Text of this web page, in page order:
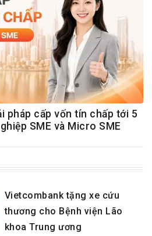
pháp cấp vốn tín chấp tới 5
SME và Micro SME
Vietcombank tặng xe cứu
thương cho Bệnh viện Lão
khoa Trung ương